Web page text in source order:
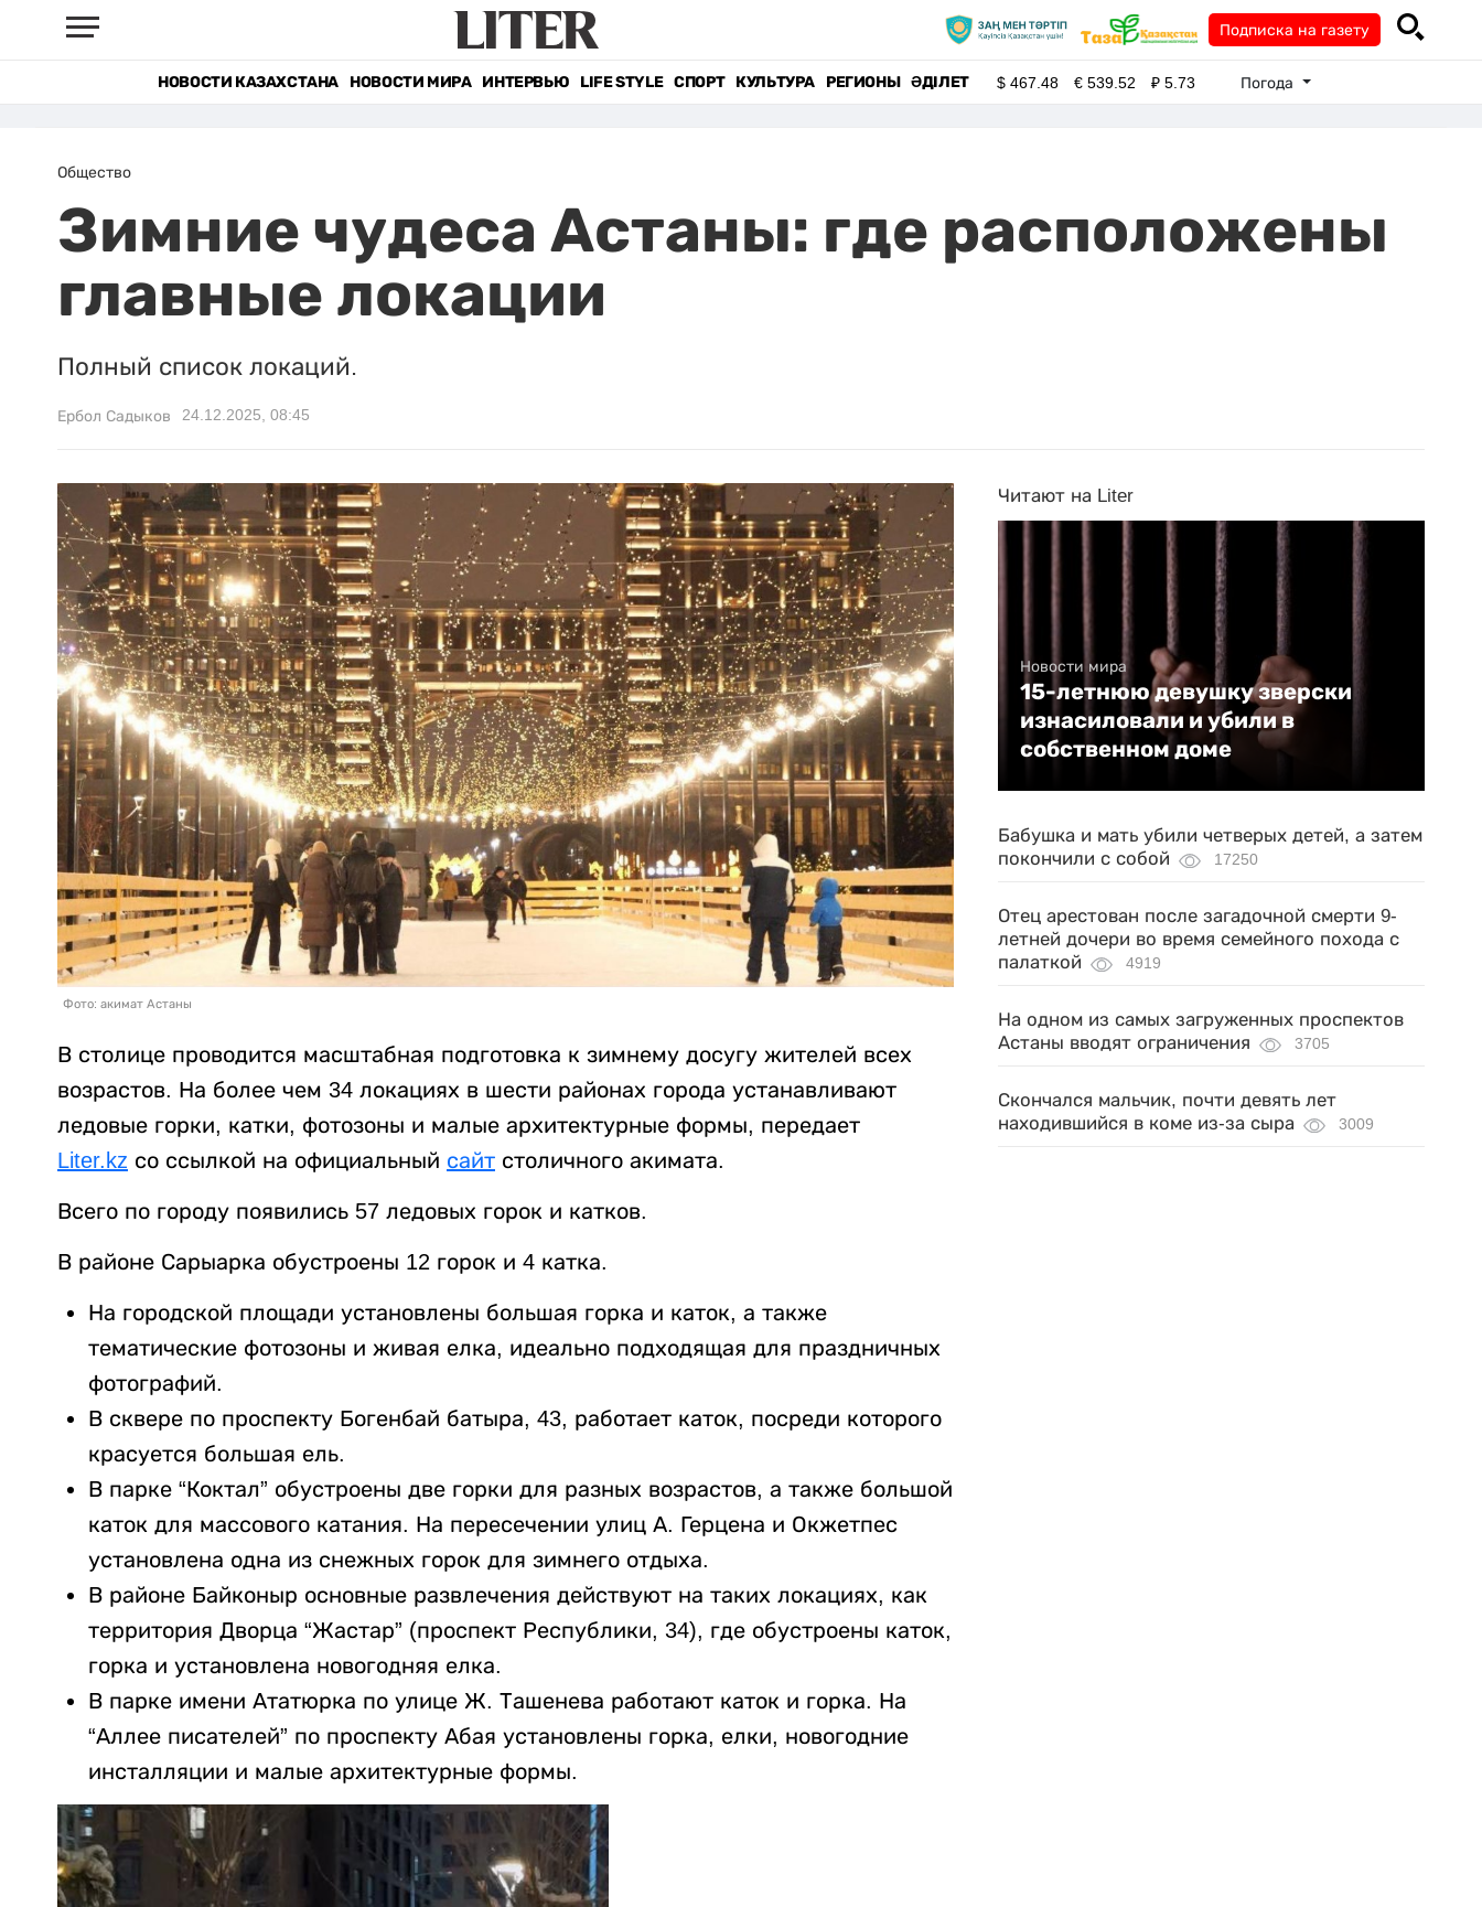
Подписка на газету
НОВОСТИ КАЗАХСТАНА НОВОСТИ МИРА ИНТЕРВЬЮ LIFE STYLE СПОРТ КУЛЬТУРА РЕГИОНЫ ӘДІЛЕТ $467.48 €539.52 ₽5.73 Погода
Общество
Зимние чудеса Астаны: где расположены
главные локации
Полный список локаций.
Ербол Садыков 24.12.2025, 08:45
Фото: акимат Астаны
В столице проводится масштабная подготовка к зимнему досугу жителей всех
возрастов. На более чем 34 локациях в шести районах города устанавливают
ледовые горки, катки, фотозоны и малые архитектурные формы, передает
Liter.kz со ссылкой на официальный сайт столичного акимата.
Всего по городу появились 57 ледовых горок и катков.
В районе Сарыарка обустроены 12 горок и 4 катка.
На городской площади установлены большая горка и каток, а также
тематические фотозоны и живая елка, идеально подходящая для праздничных
фотографий.
В сквере по проспекту Богенбай батыра, 43, работает каток, посреди которого
красуется большая ель.
В парке “Коктал” обустроены две горки для разных возрастов, а также большой
каток для массового катания. На пересечении улиц А. Герцена и Окжетпес
установлена одна из снежных горок для зимнего отдыха.
В районе Байконыр основные развлечения действуют на таких локациях, как
территория Дворца “Жастар” (проспект Республики, 34), где обустроены каток,
горка и установлена новогодняя елка.
В парке имени Ататюрка по улице Ж. Ташенева работают каток и горка. На
“Аллее писателей” по проспекту Абая установлены горка, елки, новогодние
инсталляции и малые архитектурные формы.
Читают на Liter
Новости мира
15-летнюю девушку зверски
изнасиловали и убили в
собственном доме
Бабушка и мать убили четверых детей, а затем
покончили с собой
17250
Отец арестован после загадочной смерти 9-
летней дочери во время семейного похода с
палаткой
4919
На одном из самых загруженных проспектов
Астаны вводят ограничения
3705
Скончался мальчик, почти девять лет
находившийся в коме из-за сыра
3009